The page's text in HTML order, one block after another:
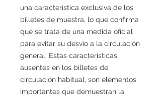
una característica exclusiva de los
billetes de muestra, lo que confirma
que se trata de una medida oficial
para evitar su desvío a la circulación
general. Estas características,
ausentes en los billetes de
circulación habitual, son elementos
importantes que demuestran la